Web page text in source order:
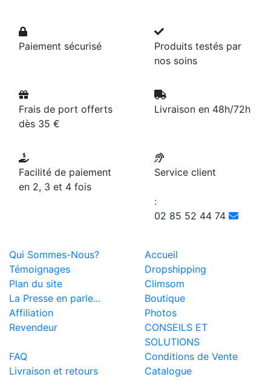
Paiement sécurisé
Produits testés par
nos soins
Frais de port offerts
dès 35 €
Livraison en 48h/72h
Facilité de paiement
en 2, 3 et 4 fois
Service client
:
02 85 52 44 74
Qui Sommes-Nous?
Accueil
Témoignages
Dropshipping
Plan du site
Climsom
La Presse en parle...
Boutique
Affiliation
Photos
Revendeur
CONSEILS ET
SOLUTIONS
FAQ
Conditions de Vente
Livraison et retours
Catalogue